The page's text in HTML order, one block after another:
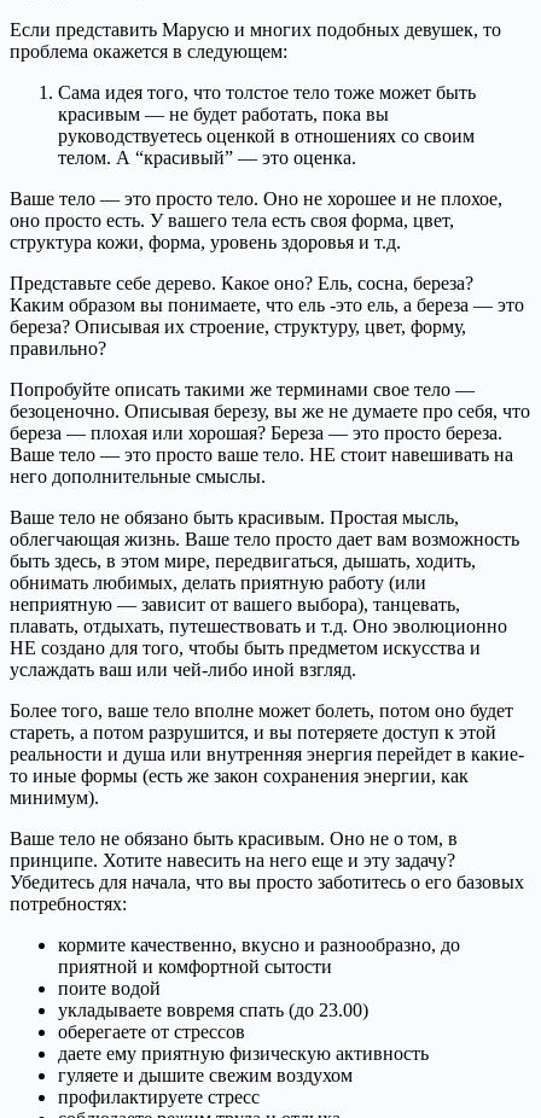
Если представить Марусю и многих подобных девушек, то
проблема окажется в следующем:
Сама идея того, что толстое тело тоже может быть
красивым — не будет работать, пока вы
руководствуетесь оценкой в отношениях со своим
телом. А “красивый” — это оценка.
Ваше тело — это просто тело. Оно не хорошее и не плохое,
оно просто есть. У вашего тела есть своя форма, цвет,
структура кожи, форма, уровень здоровья и т.д.
Представьте себе дерево. Какое оно? Ель, сосна, береза?
Каким образом вы понимаете, что ель -это ель, а береза — это
береза? Описывая их строение, структуру, цвет, форму,
правильно?
Попробуйте описать такими же терминами свое тело —
безоценочно. Описывая березу, вы же не думаете про себя, что
береза — плохая или хорошая? Береза — это просто береза.
Ваше тело — это просто ваше тело. НЕ стоит навешивать на
него дополнительные смыслы.
Ваше тело не обязано быть красивым. Простая мысль,
облегчающая жизнь. Ваше тело просто дает вам возможность
быть здесь, в этом мире, передвигаться, дышать, ходить,
обнимать любимых, делать приятную работу (или
неприятную — зависит от вашего выбора), танцевать,
плавать, отдыхать, путешествовать и т.д. Оно эволюционно
НЕ создано для того, чтобы быть предметом искусства и
услаждать ваш или чей-либо иной взгляд.
Более того, ваше тело вполне может болеть, потом оно будет
стареть, а потом разрушится, и вы потеряете доступ к этой
реальности и душа или внутренняя энергия перейдет в какие-
то иные формы (есть же закон сохранения энергии, как
минимум).
Ваше тело не обязано быть красивым. Оно не о том, в
принципе. Хотите навесить на него еще и эту задачу?
Убедитесь для начала, что вы просто заботитесь о его базовых
потребностях:
кормите качественно, вкусно и разнообразно, до
приятной и комфортной сытости
поите водой
укладываете вовремя спать (до 23.00)
оберегаете от стрессов
даете ему приятную физическую активность
гуляете и дышите свежим воздухом
профилактируете стресс